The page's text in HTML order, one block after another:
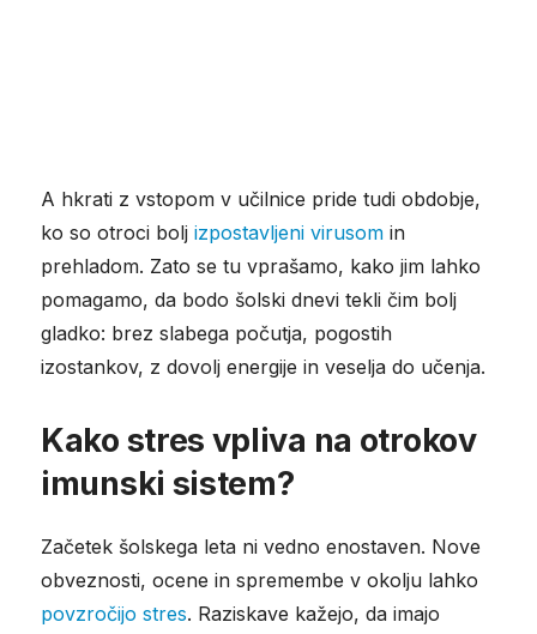
A hkrati z vstopom v učilnice pride tudi obdobje,
ko so otroci bolj izpostavljeni virusom in
prehladom. Zato se tu vprašamo, kako jim lahko
pomagamo, da bodo šolski dnevi tekli čim bolj
gladko: brez slabega počutja, pogostih
izostankov, z dovolj energije in veselja do učenja.
Kako stres vpliva na otrokov
imunski sistem?
Začetek šolskega leta ni vedno enostaven. Nove
obveznosti, ocene in spremembe v okolju lahko
povzročijo stres. Raziskave kažejo, da imajo